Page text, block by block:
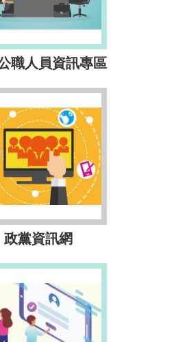
職人員資訊專區
政黨資訊網